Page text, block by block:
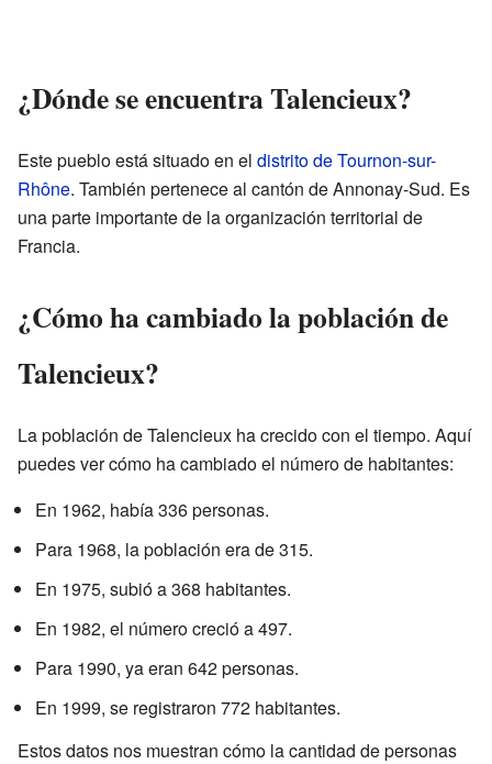
¿Dónde se encuentra Talencieux?
Este pueblo está situado en el distrito de Tournon-sur-
Rhône. También pertenece al cantón de Annonay-Sud. Es
una parte importante de la organización territorial de
Francia.
¿Cómo ha cambiado la población de
Talencieux?
La población de Talencieux ha crecido con el tiempo. Aquí
puedes ver cómo ha cambiado el número de habitantes:
En 1962, había 336 personas.
Para 1968, la población era de 315.
En 1975, subió a 368 habitantes.
En 1982, el número creció a 497.
Para 1990, ya eran 642 personas.
En 1999, se registraron 772 habitantes.
Estos datos nos muestran cómo la cantidad de personas